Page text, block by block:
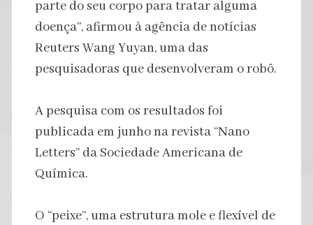
parte do seu corpo para tratar alguma
doença”, afirmou à agência de notícias
Reuters Wang Yuyan, uma das
pesquisadoras que desenvolveram o robô.
A pesquisa com os resultados foi
publicada em junho na revista “Nano
Letters” da Sociedade Americana de
Química.
O “peixe”, uma estrutura mole e flexível de